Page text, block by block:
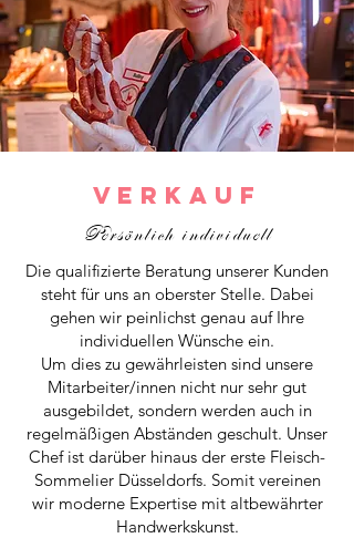
Verkauf
Persönlich individuell
Die qualifizierte Beratung unserer Kunden
steht für uns an oberster Stelle. Dabei
gehen wir peinlichst genau auf Ihre
individuellen Wünsche ein.
Um dies zu gewährleisten sind unsere
Mitarbeiter/innen nicht nur sehr gut
ausgebildet, sondern werden auch in
regelmäßigen Abständen geschult. Unser
Chef ist darüber hinaus der erste Fleisch-
Sommelier Düsseldorfs. Somit vereinen
wir moderne Expertise mit altbewährter
Handwerkskunst.